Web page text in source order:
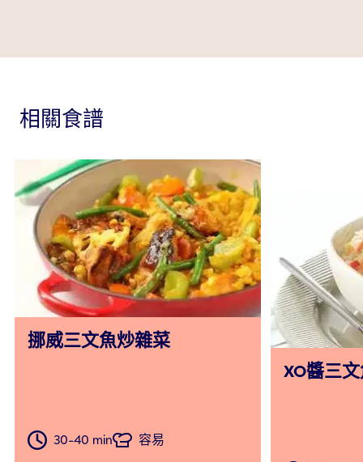
相關食譜
挪威三文魚炒雜菜
30-40 min 容易
XO醬三